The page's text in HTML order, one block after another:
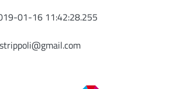
01-16 11:42:28.255